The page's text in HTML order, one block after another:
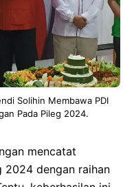
Solihin Membawa PDI
Pada Pileg 2024.
mencatat
2024 dengan raihan